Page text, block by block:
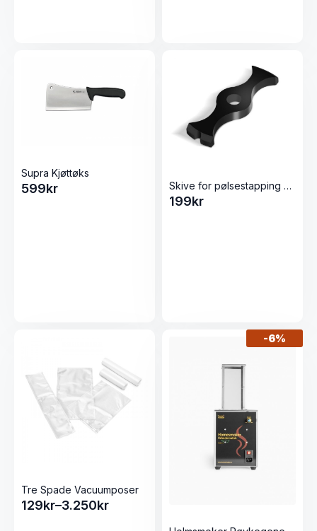
Supra Kjøttøks
599kr Skive for pølsestapping Kjøttkvern 22 Elegant / Inox fra Tre Spade
199kr
Tre Spade Vacuumposer
129kr–3.250kr
Prisområde:
-6%